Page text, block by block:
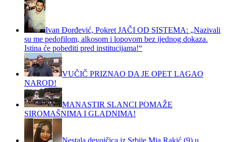
Ivan Đorđević, Pokret JAČI OD SISTEMA: „Nazivali
su me pedofilom, alkosom i lopovom bez ijednog dokaza.
Istina će pobediti pred institucijama!“
VUČIČ PRIZNAO DA JE OPET LAGAO
NAROD!
MANASTIR SLANCI POMAŽE
SIROMAŠNIMA I GLADNIMA!
Nestala devojčica iz Srbije Mia Rakić (9) u